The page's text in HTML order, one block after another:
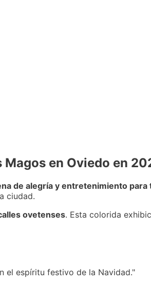
en Oviedo en
de alegría y entretenimiento para
ciudad.
ovetenses. Esta colorida
el espíritu festivo de la Navidad."